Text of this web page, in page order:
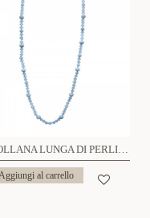
COLLANA LUNGA DI PERLINE CON CRISTALLI E PIETRE - HZM24112A862
al carrello